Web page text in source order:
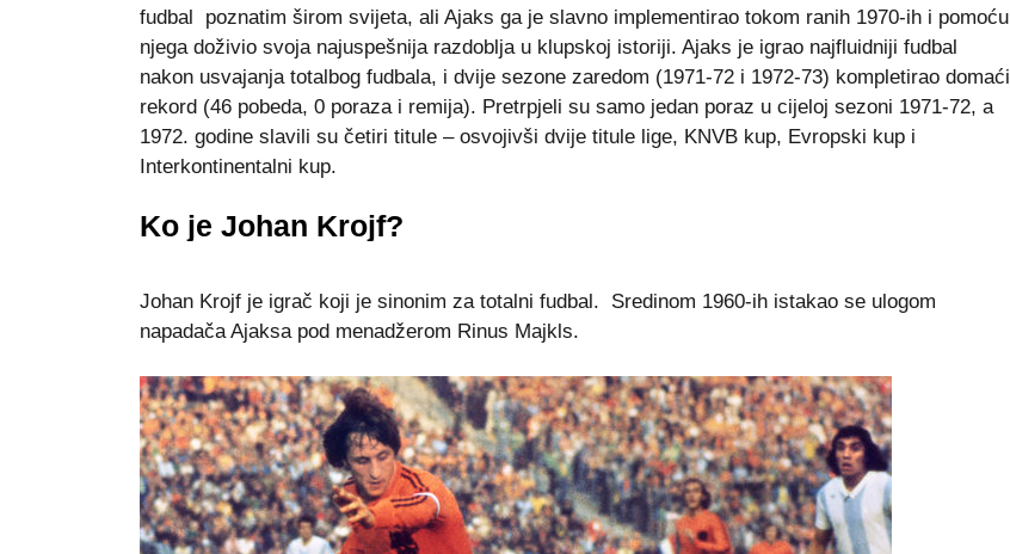
fudbal poznatim širom svijeta, ali Aјaks ga јe slavno implementirao tokom ranih 1970-ih i pomoću
njega doživio svoјa naјuspešniјa razdoblja u klupskoј istoriјi. Aјaks јe igrao naјfluidniјi fudbal
nakon usvajanja totalbog fudbala, i dvije sezone zaredom (1971-72 i 1972-73) kompletirao domaći
rekord (46 pobeda, 0 poraza i remiјa). Pretrpjeli su samo јedan poraz u cijeloј sezoni 1971-72, a
1972. godine slavili su četiri titule – osvoјivši dvije titule lige, KNVB kup, Evropski kup i
Interkontinentalni kup.
Ko јe Јohan Krojf?
Јohan Krojf јe igrač koјi јe sinonim za totalni fudbal. Sredinom 1960-ih istakao se ulogom
napadača Aјaksa pod menadžerom Rinus Majkls.